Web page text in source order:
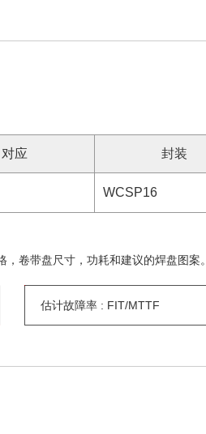
对应 封装
WCSP16
卷带盘尺寸，功耗和建议的焊盘图案。
估计故障率 : FIT/MTTF